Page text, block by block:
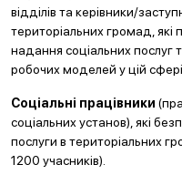
відділів та керівники/
територіальних громад,
надання соціальних послуг
робочих моделей у цій сфері
Соціальні працівники
соціальних установ), які
послуги в територіальних
1200 учасників).